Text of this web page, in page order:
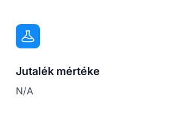
Jutalék mértéke
N/A